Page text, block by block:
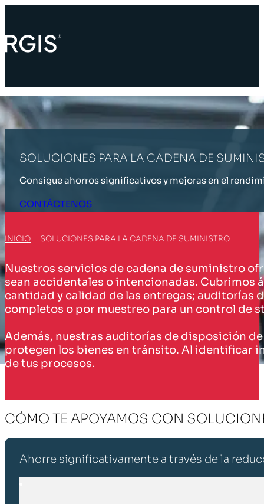
SOLUCIONES PARA LA CADENA DE
Consigue ahorros significativos y mejoras en el
CONTÁCTENOS
INICIO SOLUCIONES PARA LA CADENA DE SUMINISTRO
Nuestros servicios de cadena de suministro
sean accidentales o intencionadas. Cubrimos
cantidad y calidad de las entregas; auditorías
completos o por muestreo para un control de
Además, nuestras auditorías de disposición
protegen los bienes en tránsito. Al identificar
de tus procesos.
CÓMO TE APOYAMOS CON
Ahorre significativamente a través de la